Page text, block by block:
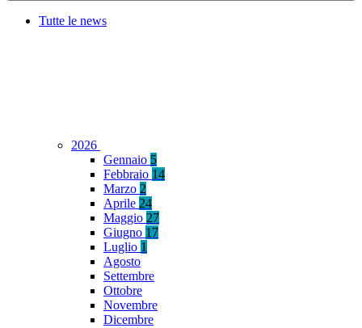
Tutte le news
2026
Gennaio 5
Febbraio 14
Marzo 2
Aprile 24
Maggio 27
Giugno 17
Luglio 1
Agosto
Settembre
Ottobre
Novembre
Dicembre